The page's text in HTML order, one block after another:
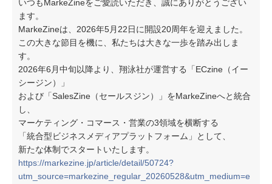
いつもMarkeZineをご愛読いただき、誠にありがとうござい
ます。
MarkeZineは、2026年5月22日に開設20周年を迎えました。
この大きな節目を機に、私たちは大きな一歩を踏み出しま
す。
2026年6月中旬以降より、翔泳社が運営する「ECzine（イー
シージン）」
および「SalesZine（セールスジン）」をMarkeZineへと統合
し、
マーケティング・コマース・営業の3領域を横断する
「統合型ビジネスメディアプラットフォーム」として、
新たな体制でスタートいたします。
https://markezine.jp/article/detail/50724?
utm_source=markezine_regular_20260528&utm_medium=e